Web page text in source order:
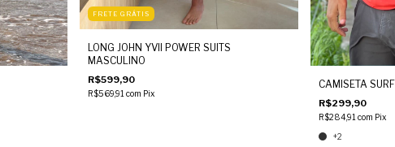
FRETE GRÁTIS
LONG JOHN YVII POWER SUITS
MASCULINO
R$599,90
R$569,91 com Pix
CAMISETA
R$299,90
R$284,91 com Pix
+2